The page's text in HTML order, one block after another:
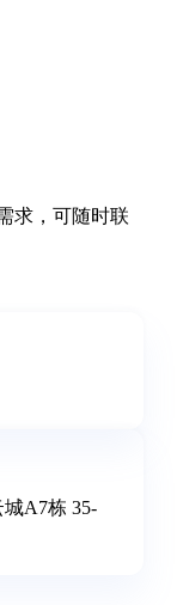
求，可随时联
A7栋 35-